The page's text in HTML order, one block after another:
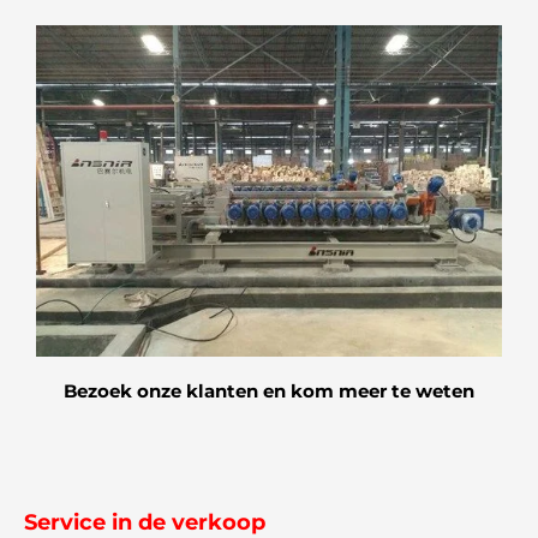
Bezoek onze klanten en kom meer te weten
Service in de verkoop